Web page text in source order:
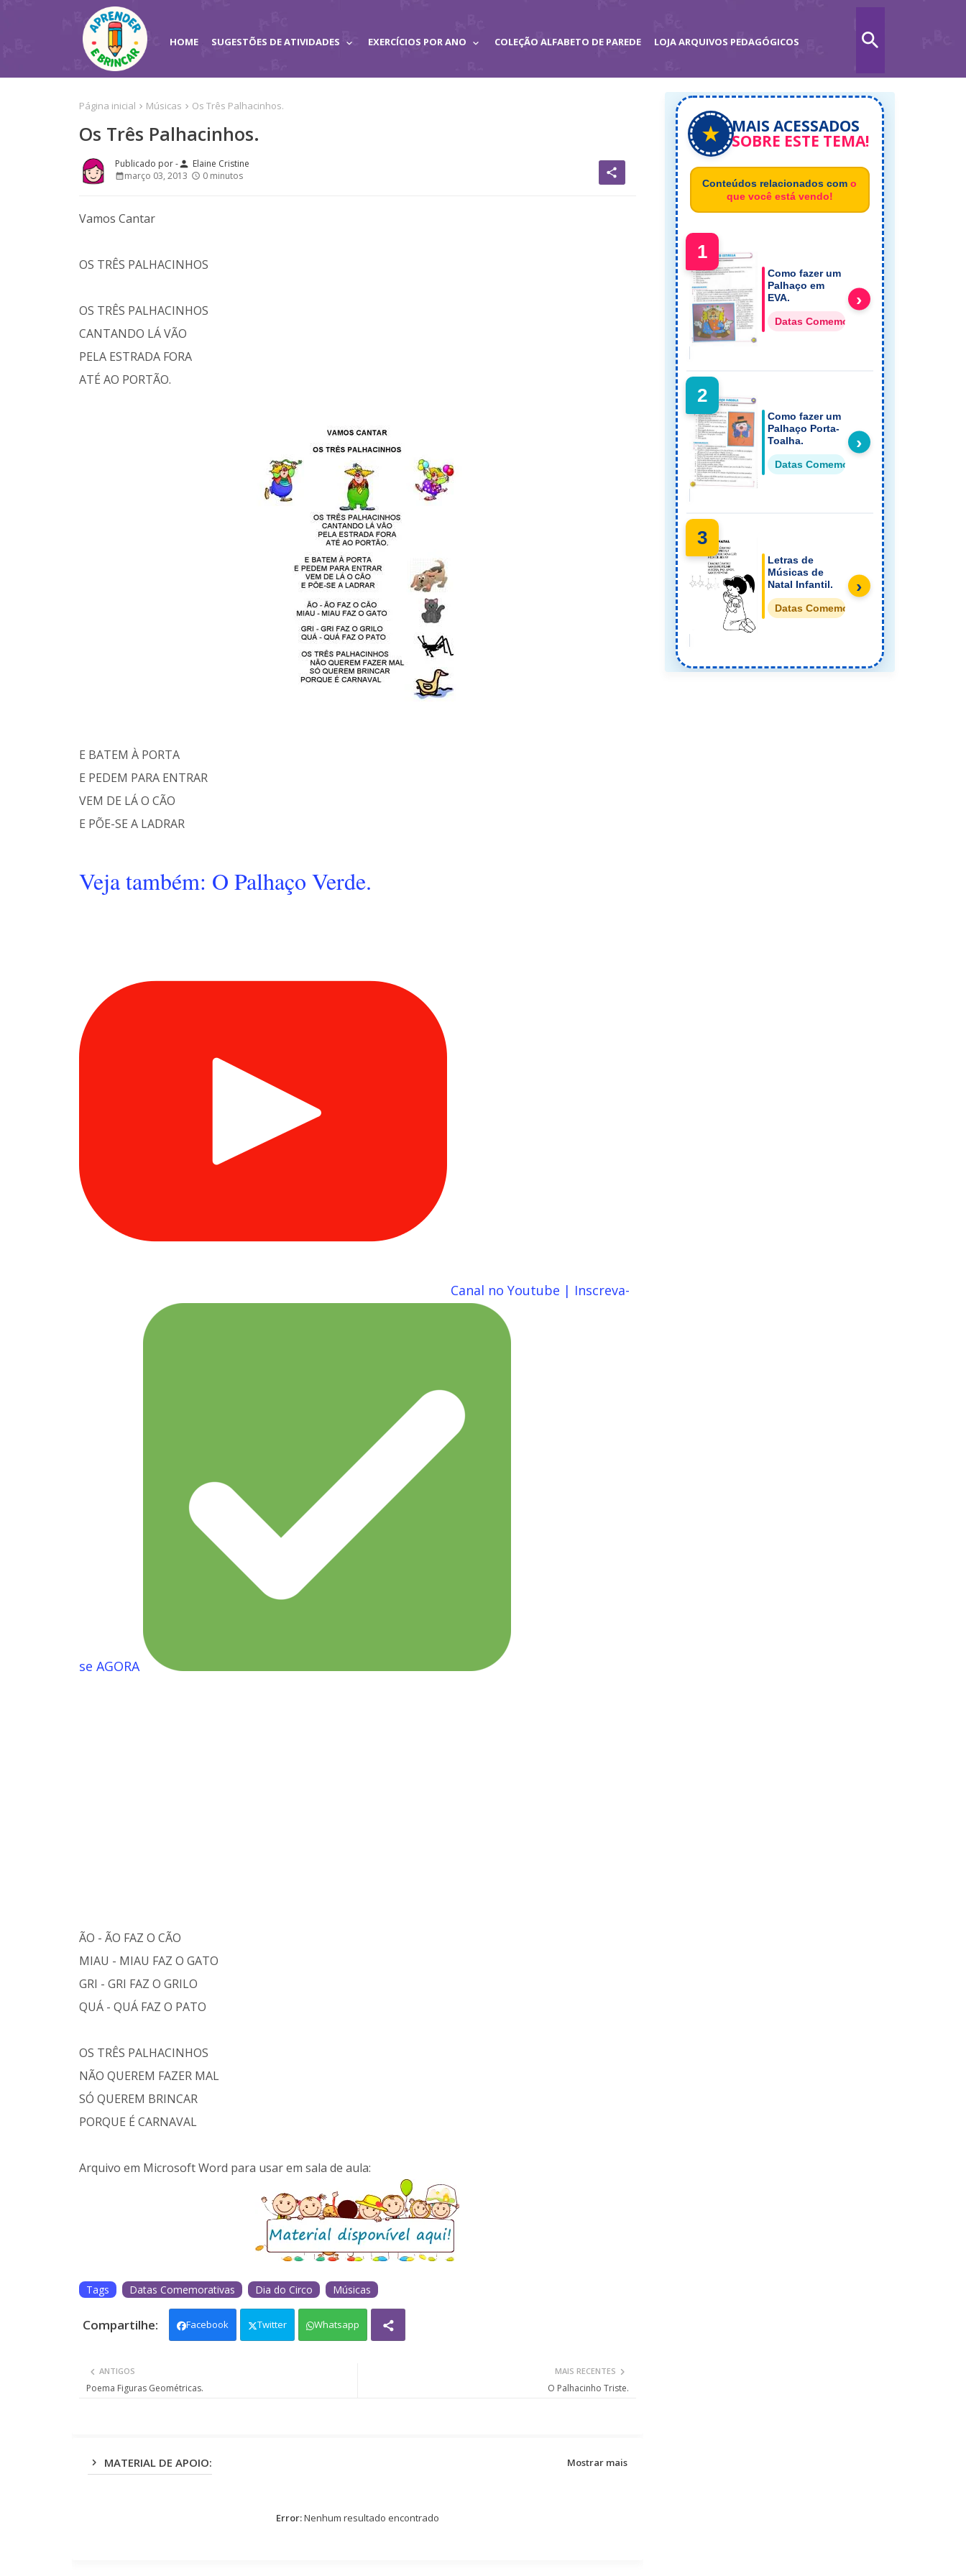
HOME SUGESTÕES DE ATIVIDADES EXERCÍCIOS POR ANO COLEÇÃO ALFABETO DE PAREDE LOJA ARQUIVOS PEDAGÓGICOS
Página inicial Músicas Os Três Palhacinhos.
Os Três Palhacinhos.
person Elaine Cristine
março 03, 2013
0 minutos share
Vamos Cantar
OS TRÊS PALHACINHOS
OS TRÊS PALHACINHOS
CANTANDO LÁ VÃO
PELA ESTRADA FORA
ATÉ AO PORTÃO.
E BATEM À PORTA
E PEDEM PARA ENTRAR
VEM DE LÁ O CÃO
E PÕE-SE A LADRAR
Veja também: O Palhaço Verde.
Canal no Youtube | Inscreva-
se AGORA
ÃO - ÃO FAZ O CÃO
MIAU - MIAU FAZ O GATO
GRI - GRI FAZ O GRILO
QUÁ - QUÁ FAZ O PATO
OS TRÊS PALHACINHOS
NÃO QUEREM FAZER MAL
SÓ QUEREM BRINCAR
PORQUE É CARNAVAL
Arquivo em Microsoft Word para usar em sala de aula:
Tags Datas Comemorativas Dia do Circo Músicas
Facebook Twitter Whatsapp
MAIS RECENTES
O Palhacinho Triste.
ANTIGOS
Poema Figuras Geométricas.
MATERIAL DE APOIO: Mostrar mais
Error:Nenhum resultado encontrado
★ MAIS ACESSADOS
SOBRE ESTE TEMA!
Conteúdos relacionados com o
que você está vendo!
1
Como fazer um
Palhaço em
EVA.
Datas Comemorativas Dia do Circo
›
2
Como fazer um
Palhaço Porta-
Toalha.
Datas Comemorativas Dia do Circo
›
3
Letras de
Músicas de
Natal Infantil.
Datas Comemorativas Músicas
›